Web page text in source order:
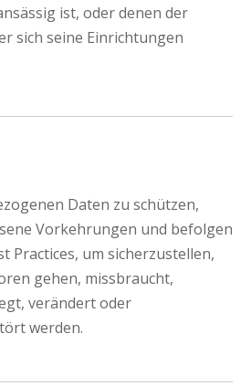
ist, oder denen der
sich seine Einrichtungen
Daten zu schützen,
Vorkehrungen und befolgen
Practices, um sicherzustellen,
gehen, missbraucht,
verändert oder
werden.